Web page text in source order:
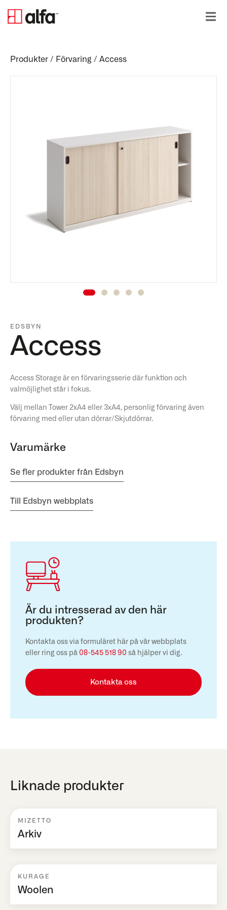
Produkter / Förvaring / Access
EDSBYN
Access
Access Storage är en förvaringsserie där funktion och
valmöjlighet står i fokus.
Välj mellan Tower 2xA4 eller 3xA4, personlig förvaring även
förvaring med eller utan dörrar/Skjutdörrar.
Varumärke
Se fler produkter från Edsbyn
Till Edsbyn webbplats
Är du intresserad av den här
produkten?
Kontakta oss via formuläret här på vår webbplats
eller ring oss på 08-545 518 90 så hjälper vi dig.
Kontakta oss
Liknade produkter
MIZETTO
Arkiv
KURAGE
Woolen